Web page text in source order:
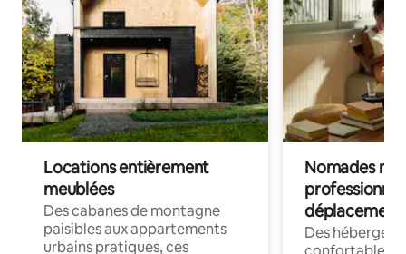
Locations entièrement
meublées
Des cabanes de montagne
paisibles aux appartements
urbains pratiques, ces
Nomades
déplacement
Des